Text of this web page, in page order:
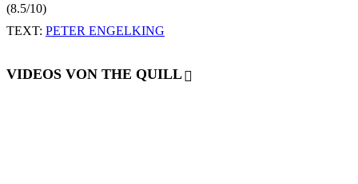
(8.5/10)
TEXT: PETER ENGELKING
VIDEOS VON THE QUILL